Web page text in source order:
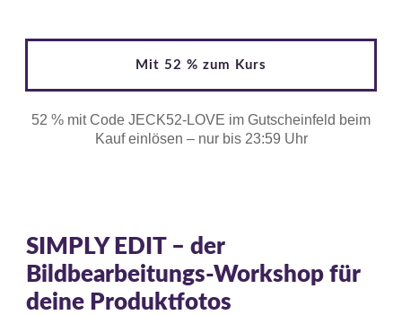
Mit 52 % zum Kurs
52 % mit Code JECK52-LOVE im Gutscheinfeld beim
Kauf einlösen – nur bis 23:59 Uhr
SIMPLY EDIT – der
Bildbearbeitungs-Workshop für
deine Produktfotos